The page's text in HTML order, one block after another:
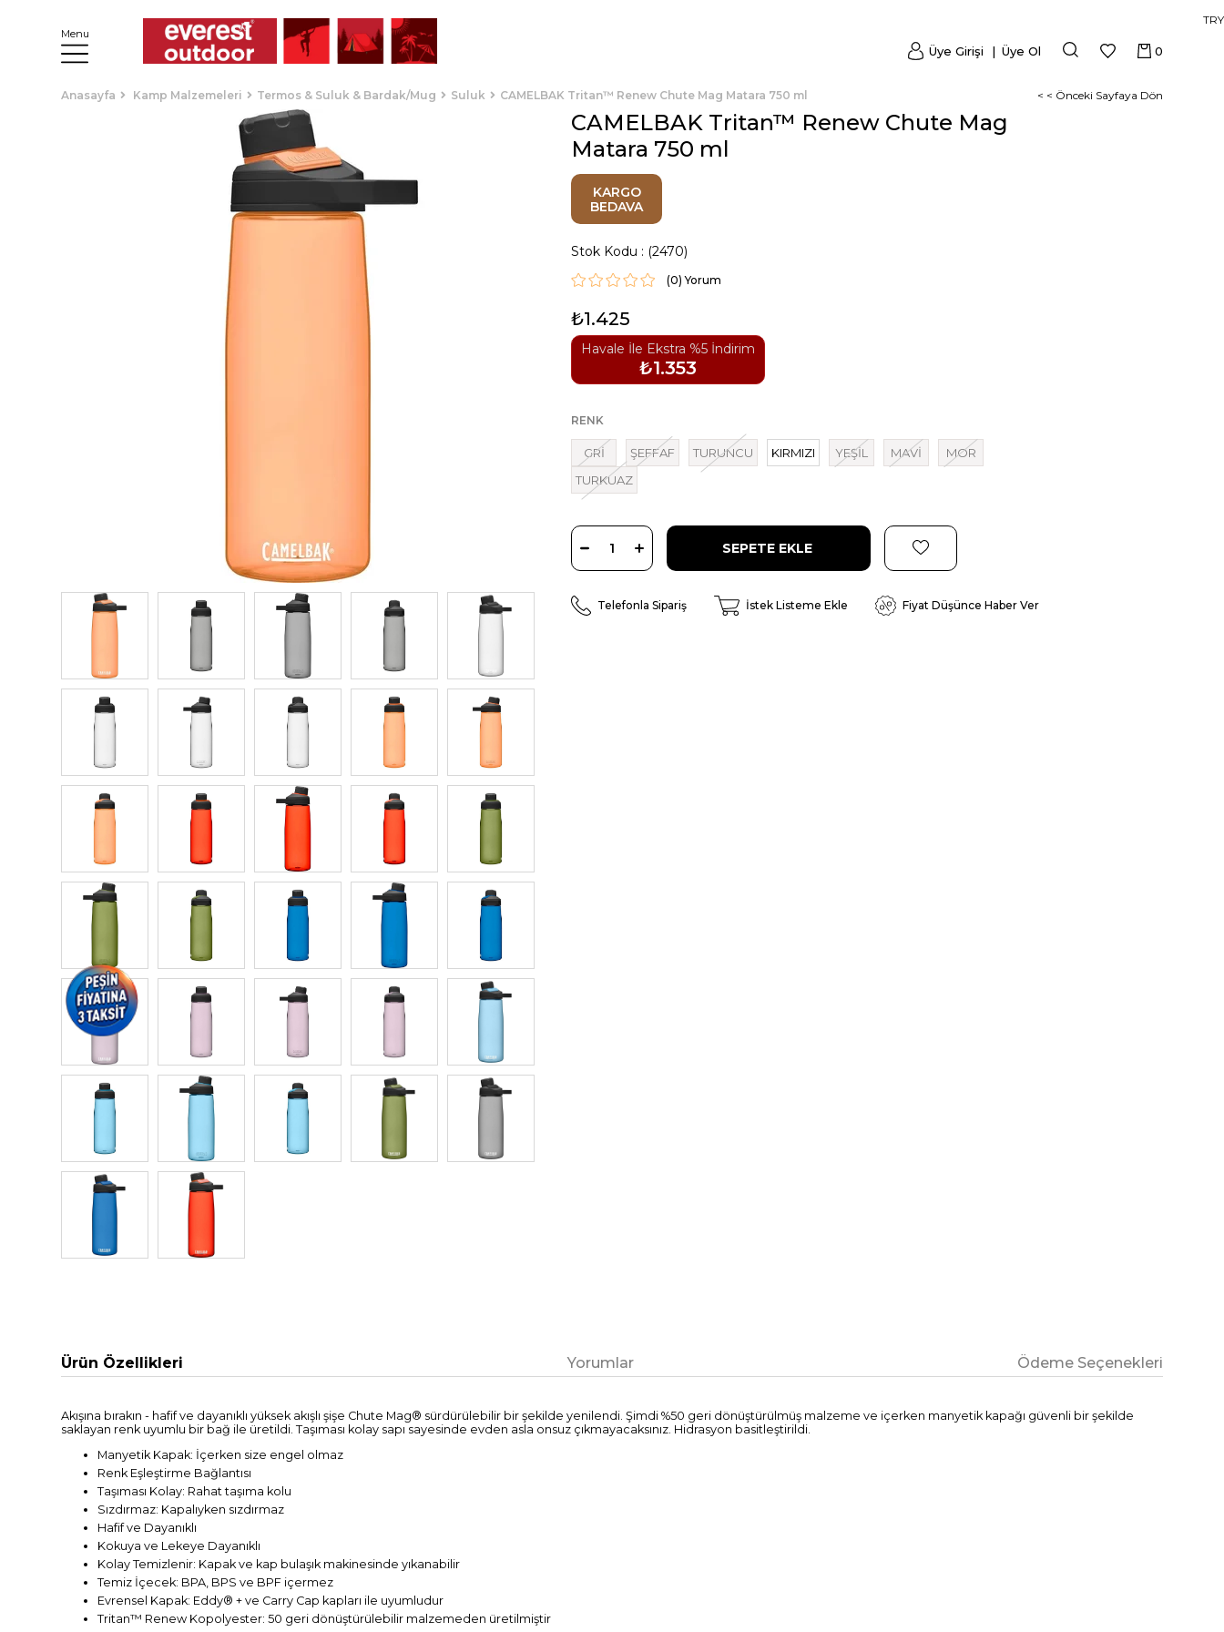
Menu
TRY
0
Üye Girişi Üye Ol
Anasayfa Kamp Malzemeleri Termos & Suluk & Bardak/Mug Suluk CAMELBAK Tritan™ Renew Chute Mag Matara 750 ml < < Önceki Sayfaya Dön
CAMELBAK Tritan™ Renew Chute Mag
Matara 750 ml
KARGO
BEDAVA
Stok Kodu (2470)
(0)
₺1.425
Havale İle Ekstra %5 İndirim
₺1.353
RENK
GRİ ŞEFFAF TURUNCU KIRMIZI YEŞİL MAVİ
MOR
TURKUAZ
Telefonla Sipariş İstek Listeme Ekle Fiyat Düşünce Haber Ver
Ürün Özellikleri Yorumlar Ödeme Seçenekleri
Akışına bırakın - hafif ve dayanıklı yüksek akışlı şişe Chute Mag® sürdürülebilir bir şekilde yenilendi. Şimdi %50 geri dönüştürülmüş malzeme ve içerken manyetik kapağı güvenli bir şekilde
saklayan renk uyumlu bir bağ ile üretildi. Taşıması kolay sapı sayesinde evden asla onsuz çıkmayacaksınız. Hidrasyon basitleştirildi.
Manyetik Kapak: İçerken size engel olmaz
Renk Eşleştirme Bağlantısı
Taşıması Kolay: Rahat taşıma kolu
Sızdırmaz: Kapalıyken sızdırmaz
Hafif ve Dayanıklı
Kokuya ve Lekeye Dayanıklı
Kolay Temizlenir: Kapak ve kap bulaşık makinesinde yıkanabilir
Temiz İçecek: BPA, BPS ve BPF içermez
Evrensel Kapak: Eddy® + ve Carry Cap kapları ile uyumludur
Tritan™ Renew Kopolyester: 50 geri dönüştürülebilir malzemeden üretilmiştir